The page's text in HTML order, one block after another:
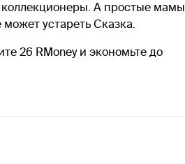
А простые мамы
устареть Сказка.
26 RMoney и экономьте до